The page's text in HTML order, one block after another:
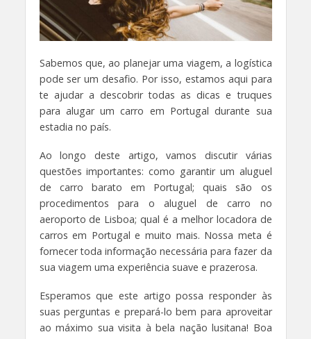
Sabemos que, ao planejar uma viagem, a logística
pode ser um desafio. Por isso, estamos aqui para
te ajudar a descobrir todas as dicas e truques
para alugar um carro em Portugal durante sua
estadia no país.
Ao longo deste artigo, vamos discutir várias
questões importantes: como garantir um aluguel
de carro barato em Portugal; quais são os
procedimentos para o aluguel de carro no
aeroporto de Lisboa; qual é a melhor locadora de
carros em Portugal e muito mais. Nossa meta é
fornecer toda informação necessária para fazer da
sua viagem uma experiência suave e prazerosa.
Esperamos que este artigo possa responder às
suas perguntas e prepará-lo bem para aproveitar
ao máximo sua visita à bela nação lusitana! Boa